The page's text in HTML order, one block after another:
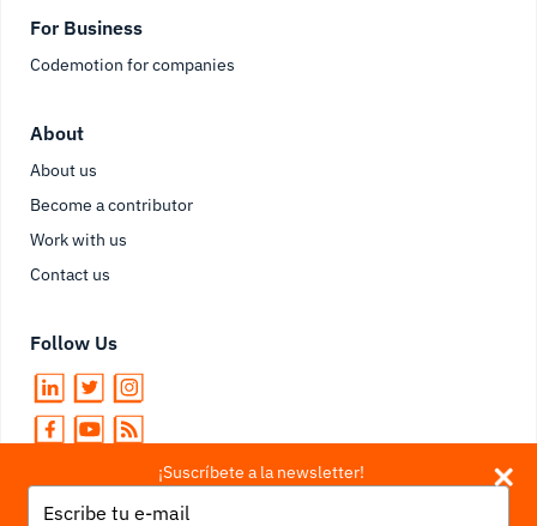
For Business
Codemotion for companies
About
About us
Become a contributor
Work with us
Contact us
Follow Us
¡Suscríbete a la newsletter!
your